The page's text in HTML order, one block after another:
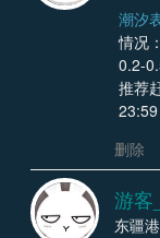
潮汐
情况
0.2-
推荐
删除
游客
东疆